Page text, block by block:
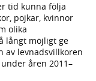
tid kunna följa
pojkar, kvinnor
olika
långt möjligt ge
av levnadsvillkoren
åren 2011–